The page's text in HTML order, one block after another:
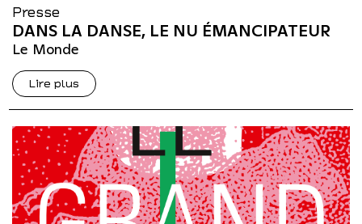
Presse
DANS LA DANSE, LE NU ÉMANCIPATEUR
Le Monde
Lire plus